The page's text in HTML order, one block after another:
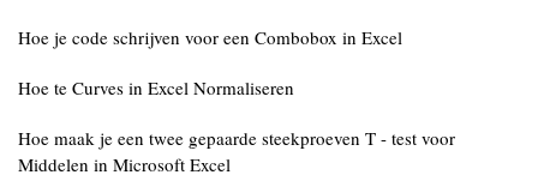
Hoe je code schrijven voor een Combobox in Excel
Hoe te Curves in Excel Normaliseren
Hoe maak je een twee gepaarde steekproeven T - test voor
Middelen in Microsoft Excel